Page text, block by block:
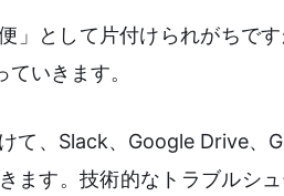
」として片付けられがちで
いきます。
て、Slack、Google Drive、
ます。技術的なトラブルシ